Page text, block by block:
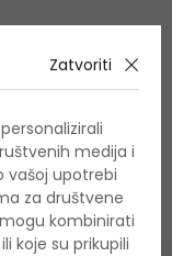
Zatvoriti
medija i
vašoj upotrebi
za društvene
kombinirati
koje su prikupili